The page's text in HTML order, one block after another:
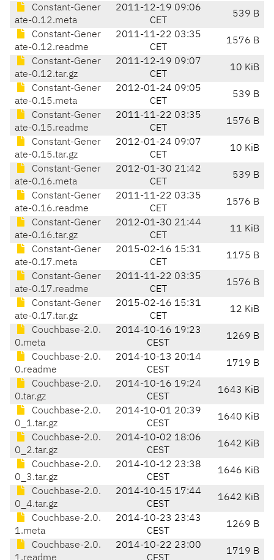
Constant-Gener
ate-0.12.meta
2011-12-19 09:06
CET
539 B
Constant-Gener
ate-0.12.readme
2011-11-22 03:35
CET
1576 B
Constant-Gener
ate-0.12.tar.gz
2011-12-19 09:07
CET
10 KiB
Constant-Gener
ate-0.15.meta
2012-01-24 09:05
CET
539 B
Constant-Gener
ate-0.15.readme
2011-11-22 03:35
CET
1576 B
Constant-Gener
ate-0.15.tar.gz
2012-01-24 09:07
CET
10 KiB
Constant-Gener
ate-0.16.meta
2012-01-30 21:42
CET
539 B
Constant-Gener
ate-0.16.readme
2011-11-22 03:35
CET
1576 B
Constant-Gener
ate-0.16.tar.gz
2012-01-30 21:44
CET
11 KiB
Constant-Gener
ate-0.17.meta
2015-02-16 15:31
CET
1175 B
Constant-Gener
ate-0.17.readme
2011-11-22 03:35
CET
1576 B
Constant-Gener
ate-0.17.tar.gz
2015-02-16 15:31
CET
12 KiB
Couchbase-2.0.
0.meta
2014-10-16 19:23
CEST
1269 B
Couchbase-2.0.
0.readme
2014-10-13 20:14
CEST
1719 B
Couchbase-2.0.
0.tar.gz
2014-10-16 19:24
CEST
1643 KiB
Couchbase-2.0.
0_1.tar.gz
2014-10-01 20:39
CEST
1640 KiB
Couchbase-2.0.
0_2.tar.gz
2014-10-02 18:06
CEST
1642 KiB
Couchbase-2.0.
0_3.tar.gz
2014-10-12 23:38
CEST
1646 KiB
Couchbase-2.0.
0_4.tar.gz
2014-10-15 17:44
CEST
1642 KiB
Couchbase-2.0.
1.meta
2014-10-23 23:43
CEST
1269 B
Couchbase-2.0.
2014-10-22 23:00
1719 B